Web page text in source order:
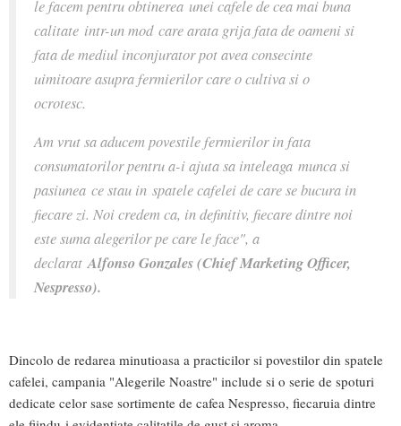
le facem pentru obtinerea unei cafele de cea mai buna
calitate intr-un mod care arata grija fata de oameni si
fata de mediul inconjurator pot avea consecinte
uimitoare asupra fermierilor care o cultiva si o
ocrotesc.
Am vrut sa aducem povestile fermierilor in fata
consumatorilor pentru a-i ajuta sa inteleaga munca si
pasiunea ce stau in spatele cafelei de care se bucura in
fiecare zi. Noi credem ca, in definitiv, fiecare dintre noi
este suma alegerilor pe care le face", a
declaratAlfonso Gonzales (Chief Marketing Officer,
Nespresso).
Dincolo de redarea minutioasa a practicilor si povestilor din spatele
cafelei, campania "Alegerile Noastre" include si o serie de spoturi
dedicate celor sase sortimente de cafea Nespresso, fiecaruia dintre